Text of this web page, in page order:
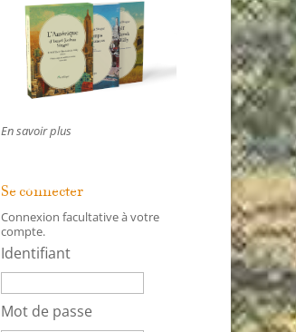
En savoir plus
Se connecter
Connexion facultative à votre
compte.
Identifiant
Mot de passe